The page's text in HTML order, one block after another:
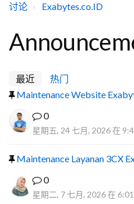
讨论 Exabytes.co.ID
最近
热门
Maintenance Website
0
星期五, 24 七月, 2026 在
Maintenance Layanan 3CX
0
星期二, 7 七月, 2026 在